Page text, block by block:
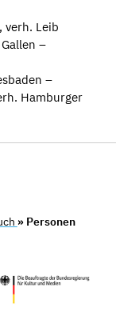
verh. Leib
–
–
Hamburger
» Personen